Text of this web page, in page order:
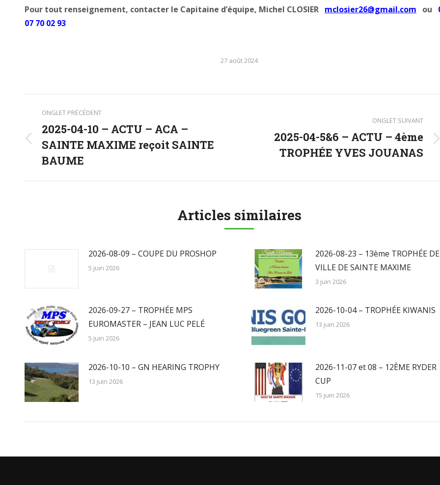
Pour tout renseignement, contacter le Capitaine d’équipe, Michel CLOSIER mclosier26@gmail.com ou
07 70 02 93
27 août 2024
Navigation
de
commentaire
ONGLET PRÉCÉDENT
Onglet
précédent
2025-04-10 – ACTU – ACA –
SAINTE MAXIME reçoit SAINTE
BAUME
ONGLET SUIVANT
2025-04-5&6 – ACTU – 4ème
TROPHÉE YVES JOUANAS
Articles similaires
2026-08-09 – COUPE DU PROSHOP
5 juin 2026
2026-08-23 – 13ème TROPHÉE
VILLE DE SAINTE MAXIME
3 juin 2026
2026-09-27 – TROPHÉE MPS
EUROMASTER – JEAN LUC PELÉ
5 juin 2026
2026-10-04 – TROPHÉE KIWANIS
13 juin 2026
2026-10-10 – GN HEARING TROPHY
13 juin 2026
2026-11-07 et 08 – 12ÈME RYDER
CUP
15 juin 2026